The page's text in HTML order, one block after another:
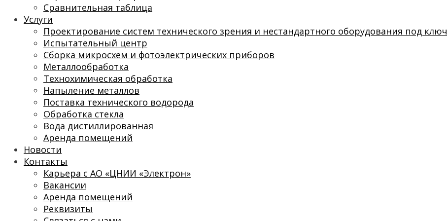
Сравнительная таблица
Услуги
Проектирование систем технического зрения и нестандартного оборудования под ключ
Испытательный центр
Сборка микросхем и фотоэлектрических приборов
Металлообработка
Технохимическая обработка
Напыление металлов
Поставка технического водорода
Обработка стекла
Вода дистиллированная
Аренда помещений
Новости
Контакты
Карьера с АО «ЦНИИ «Электрон»
Вакансии
Аренда помещений
Реквизиты